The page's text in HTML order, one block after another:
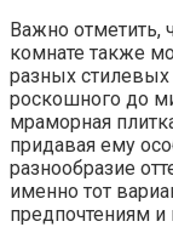
Важно отметить,
комнате также
разных стилевых
роскошного до
мраморная
придавая ему
разнообразие
именно тот
предпочтениям и